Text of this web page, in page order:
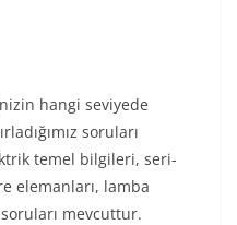
hangi seviyede
soruları
temel bilgileri, seri-
elemanları, lamba
mevcuttur.